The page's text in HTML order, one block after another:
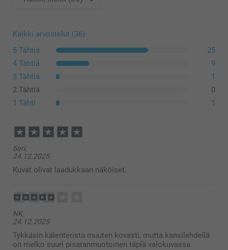
Kaikki arvostelut (36)
5 Tähtiä
25
4 Tähtiä
9
3 Tähtiä
1
2 Tähtiä
0
1 Tähti
1
Sari,
24.12.2025
Kuvat olivat laadukkaan näköiset.
NK,
24.12.2025
Tykkäsin kalenterista muuten kovasti, mutta kansilehdellä
on melko suuri pisaranmuotoinen täplä valokuvassa.